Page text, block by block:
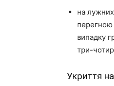
на
перегною
випадку
три-
Укриття